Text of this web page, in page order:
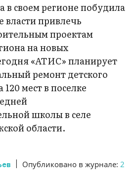
в своем регионе побудила
власти привлечь
проектам
на новых
«АТИС» планирует
ремонт детского
мест в поселке
школы в селе
области.
| Опубликовано в журнале:2